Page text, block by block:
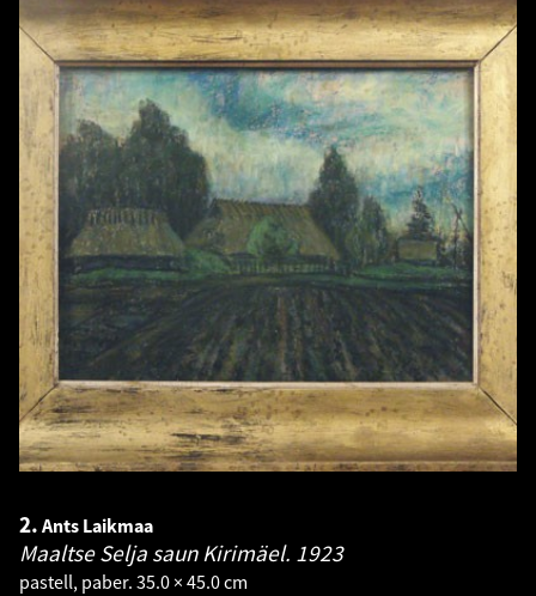
2. Ants Laikmaa
Maaltse Selja saun Kirimäel. 1923
pastell, paber. 35.0 × 45.0 cm